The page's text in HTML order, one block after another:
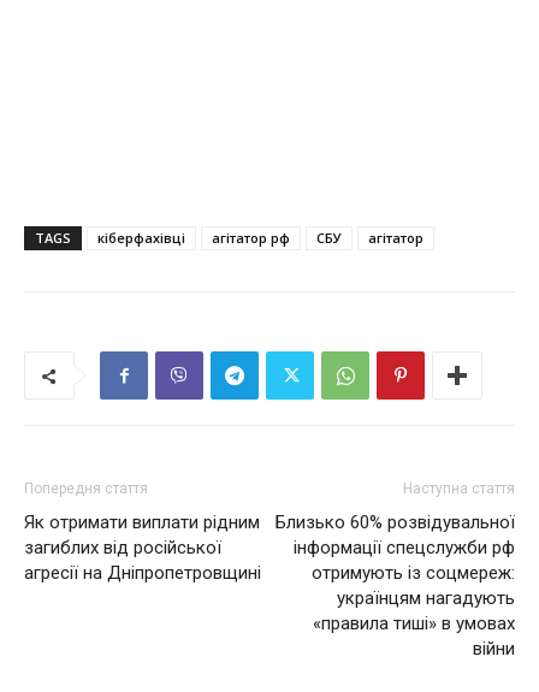
TAGS кіберфахівці агітатор рф СБУ агітатор
Попередня стаття
Як отримати виплати рідним
загиблих від російської
агресії на Дніпропетровщині
Наступна стаття
Близько 60% розвідувальної
інформації спецслужби рф
отримують із соцмереж:
українцям нагадують
«правила тиші» в умовах
війни